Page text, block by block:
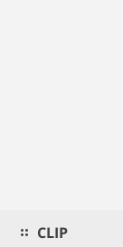
CLIP